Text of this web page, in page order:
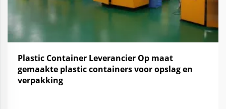
Plastic Container Leverancier Op maat
gemaakte plastic containers voor opslag en
verpakking